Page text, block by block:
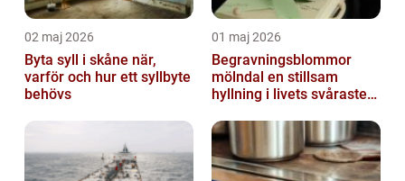
02 maj 2026
Byta syll i skåne när,
varför och hur ett syllbyte
behövs
01 maj 2026
Begravningsblommor
mölndal en stillsam
hyllning i livets svåraste